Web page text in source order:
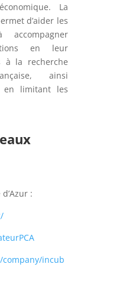
La
d’aider les
en leur
à la recherche
ainsi
limitant les
:
incub